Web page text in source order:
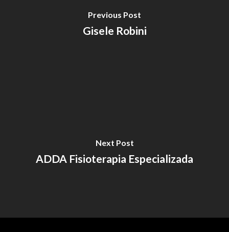
Previous Post
Gisele Robini
Next Post
ADDA Fisioterapia Especializada